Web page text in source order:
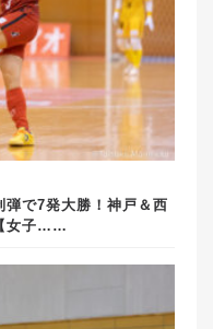
で7発大勝！神戸＆西
女子……